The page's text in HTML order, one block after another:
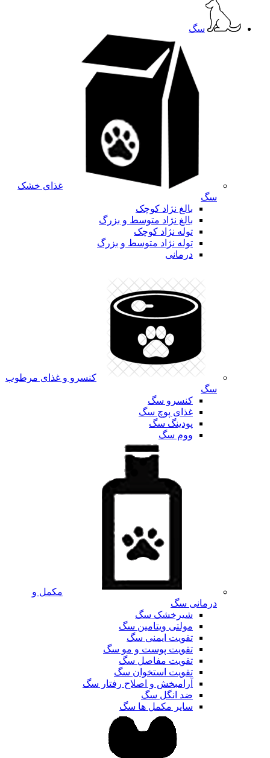
سگ
غذای خشک
سگ
بالغ نژاد کوچک
بالغ نژاد متوسط و بزرگ
توله نژاد کوچک
توله نژاد متوسط و بزرگ
درمانی
کنسرو و غذای مرطوب
سگ
کنسرو سگ
غذای پوچ سگ
پودینگ سگ
ووم سگ
مکمل و
درمانی سگ
شیرخشک سگ
مولتی ویتامین سگ
تقویت ایمنی سگ
تقویت پوست و مو سگ
تقویت مفاصل سگ
تقویت استخوان سگ
آرامبخش و اصلاح رفتار سگ
ضد انگل سگ
سایر مکمل ها سگ